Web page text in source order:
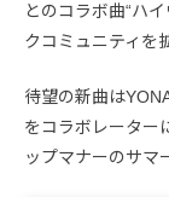
とのコラボ曲“ハ
クコミュニティを
待望の新曲は
をコラボレーター
ップマナーのサマ